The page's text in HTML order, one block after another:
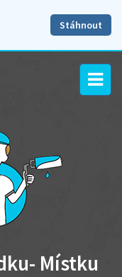
Stáhnout
Místku